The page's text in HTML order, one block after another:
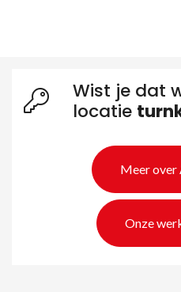
Wist je dat
locatie
Meer over
Onze
Zoeken